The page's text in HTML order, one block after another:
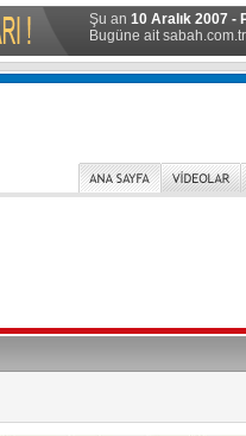
Şu an 10 Aralık 2007 -
Bugüne ait